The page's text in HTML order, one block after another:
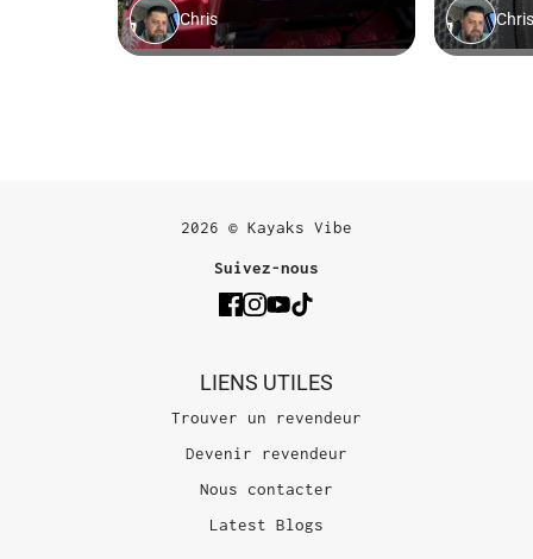
2026 © Kayaks Vibe
Suivez-nous
LIENS UTILES
Trouver un revendeur
Devenir revendeur
Nous contacter
Latest Blogs